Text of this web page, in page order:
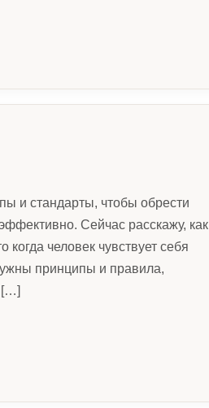
и стандарты, чтобы обрести
Сейчас расскажу, как
человек чувствует себя
принципы и правила,
[…]